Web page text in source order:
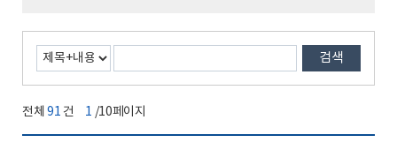
검색
전체 91 건 1 /10페이지